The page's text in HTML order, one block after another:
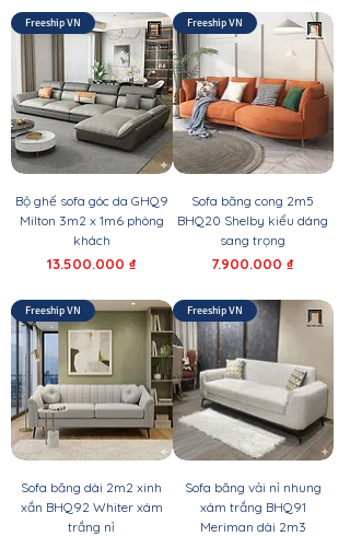
Freeship VN
Bộ ghế sofa góc da GHQ9
Milton 3m2 x 1m6 phòng
khách
Giá
13.500.000 ₫
Freeship VN
Sofa băng cong 2m5
BHQ20 Shelby kiểu dáng
sang trọng
Giá
7.900.000 ₫
Freeship VN
Sofa băng dài 2m2 xinh
xắn BHQ92 Whiter xám
trắng nỉ
Freeship VN
Sofa băng vải nỉ nhung
xám trắng BHQ91
Meriman dài 2m3